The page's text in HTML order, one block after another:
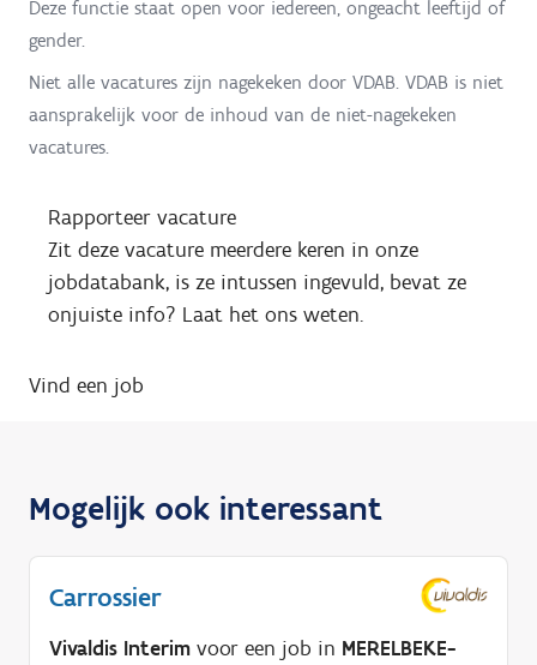
Deze functie staat open voor iedereen, ongeacht leeftijd of
gender.
Niet alle vacatures zijn nagekeken door VDAB. VDAB is niet
aansprakelijk voor de inhoud van de niet-nagekeken
vacatures.
Rapporteer vacature
Zit deze vacature meerdere keren in onze
jobdatabank, is ze intussen ingevuld, bevat ze
onjuiste info? Laat het ons weten.
Vind een job
Mogelijk ook interessant
Carrossier
Vivaldis Interim voor een job in MERELBEKE-